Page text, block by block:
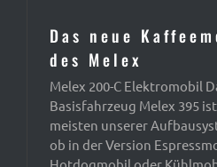
Das neue
des Melex
Melex 200-C Elektromobil
Basisfahrzeug Melex 395
meisten unserer
ob in der Version